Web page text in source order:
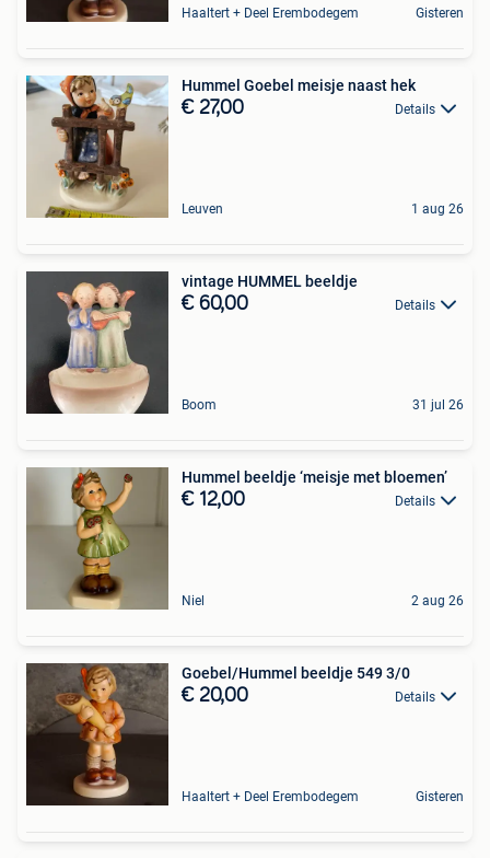
Haaltert + Deel Erembodegem Gisteren
Hummel Goebel meisje naast hek
€ 27,00 Details
Leuven 1 aug 26
vintage HUMMEL beeldje
€ 60,00 Details
Boom 31 jul 26
Hummel beeldje ‘meisje met bloemen’
€ 12,00 Details
Niel 2 aug 26
Goebel/Hummel beeldje 549 3/0
€ 20,00 Details
Haaltert + Deel Erembodegem Gisteren